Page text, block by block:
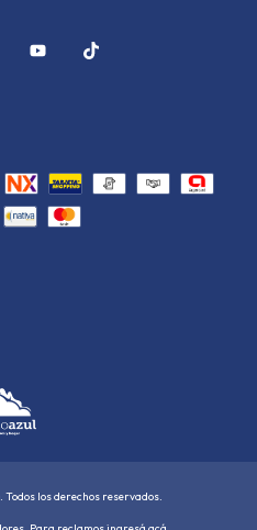
Todos los derechos reservados.